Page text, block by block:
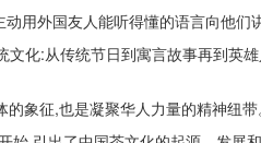
用外国友人能听得懂的语言向他们
化:从传统节日到寓言故事再到英
象征,也是凝聚华人力量的精神纽带